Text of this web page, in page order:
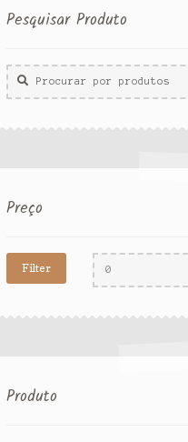
Pesquisar Produto
Procurar
por:
Preço
Filter
Produto